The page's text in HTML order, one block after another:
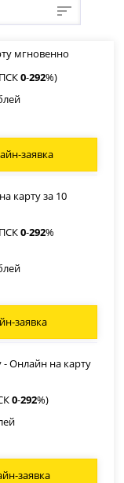
мгновенно
0-292%)
заявка
карту за 10
0-292%
заявка
Онлайн на карту
0-292%)
заявка